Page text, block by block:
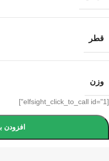
قطر
وزن
[elfsight_click_to_call id="1"]
افزودن